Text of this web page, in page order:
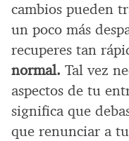
cambios pueden
un poco más
recuperes tan
normal. Tal vez
aspectos de tu
significa que
que renunciar a